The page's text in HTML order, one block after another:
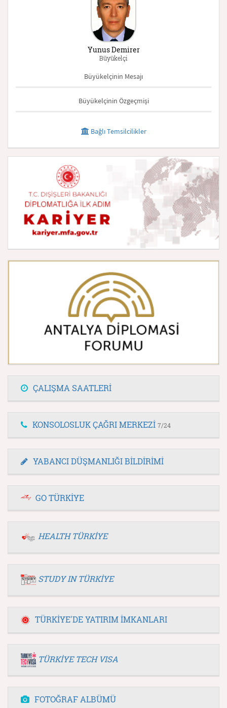
Yunus Demirer
Büyükelçi
Büyükelçinin Mesajı
Büyükelçinin Özgeçmişi
Bağlı Temsilcilikler
ÇALIŞMA SAATLERİ
KONSOLOSLUK ÇAĞRI MERKEZİ 7/24
YABANCI DÜŞMANLIĞI BİLDİRİMİ
GO TÜRKİYE
HEALTH TÜRKİYE
STUDY IN TÜRKİYE
TÜRKİYE'DE YATIRIM İMKANLARI
TÜRKİYE TECH VISA
FOTOĞRAF ALBÜMÜ